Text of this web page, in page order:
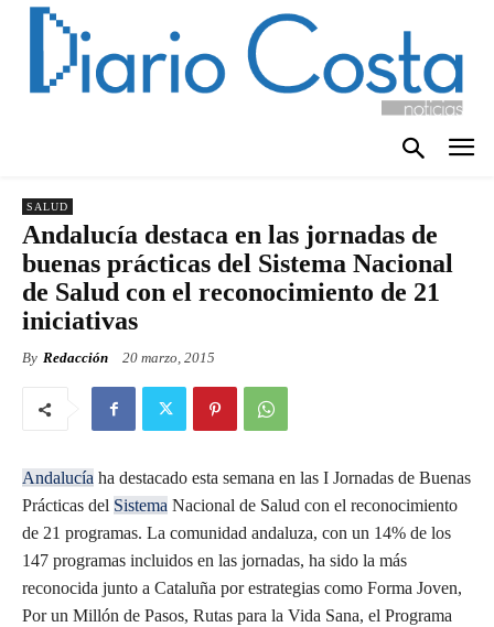
SALUD
Andalucía destaca en las jornadas de
buenas prácticas del Sistema Nacional
de Salud con el reconocimiento de 21
iniciativas
By Redacción 20 marzo, 2015
Andalucía ha destacado esta semana en las I Jornadas de Buenas
Prácticas del Sistema Nacional de Salud con el reconocimiento
de 21 programas. La comunidad andaluza, con un 14% de los
147 programas incluidos en las jornadas, ha sido la más
reconocida junto a Cataluña por estrategias como Forma Joven,
Por un Millón de Pasos, Rutas para la Vida Sana, el Programa